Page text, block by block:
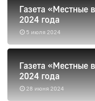
5 июля 2024
Газета «Местные
2024 года
28 июня 2024
Газета «Местные
2024 года